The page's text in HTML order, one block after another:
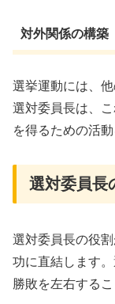
対外関係の構築
選挙運動には、
選対委員長は、
を得るための活動
選対委員長
選対委員長の役
功に直結します
勝敗を左右する